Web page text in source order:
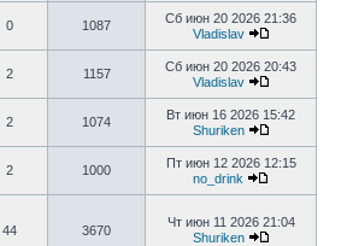
0 1087
Сб июн 20 2026 21:36
Vladislav
2 1157
Сб июн 20 2026 20:43
Vladislav
2 1074
Вт июн 16 2026 15:42
Shuriken
2 1000
Пт июн 12 2026 12:15
no_drink
44 3670
Чт июн 11 2026 21:04
Shuriken